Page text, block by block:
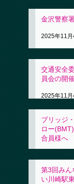
金沢警察
2025年11月
交通安全
員会の開
2025年11月
ブリッジ
ロー
合員様へ
第3回みん
い川崎駅